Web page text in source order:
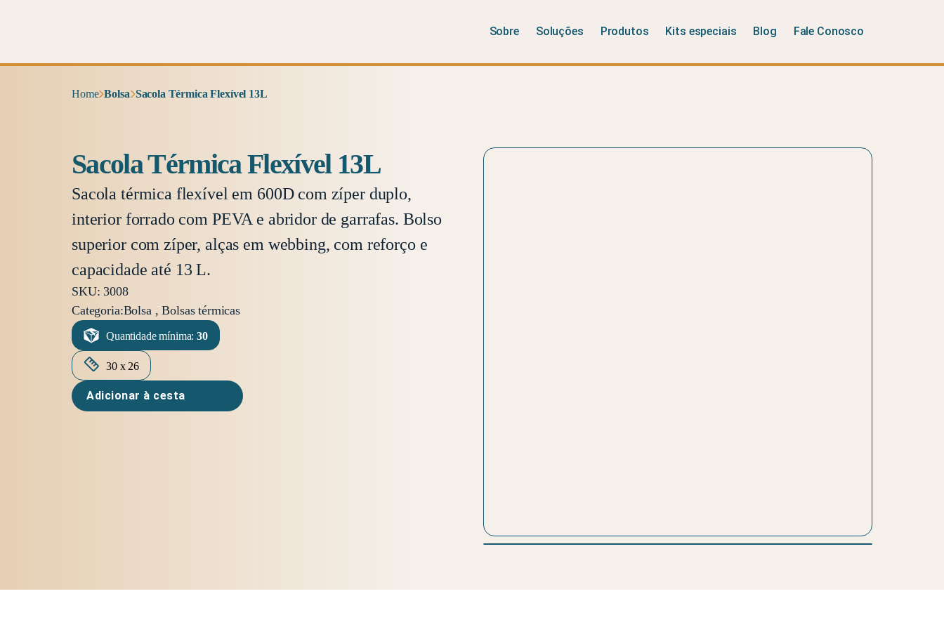
Sobre Soluções Produtos Kits especiais Blog Fale Conosco
Home Bolsa Sacola Térmica Flexível 13L
Sacola Térmica Flexível 13L
Sacola térmica flexível em 600D com zíper duplo,
interior forrado com PEVA e abridor de garrafas. Bolso
superior com zíper, alças em webbing, com reforço e
capacidade até 13 L.
SKU: 3008
Categoria:Bolsa , Bolsas térmicas
Quantidade mínima:30
30 x 26
Adicionar à cesta